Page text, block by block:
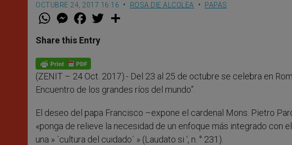
OCTUBRE 24, 2017 16:16 ROSA DIE ALCOLEA PAPAS
W
t
s
p
p
M
e
s
e
g
e
F
a
e
b
o
k
w
Share this Entry
(ZENIT – 24 Oct. 2017).- Del 23 al 25 de octubre se celebra en
Encuentro de los grandes ríos del mundo”.
El deseo del papa Francisco –expone el cardenal Mons. Pietro
«ponga de relieve la necesidad de un enfoque más integrado con
una » `cultura del cuidado´ » (Laudato si ‘, n. ° 231).